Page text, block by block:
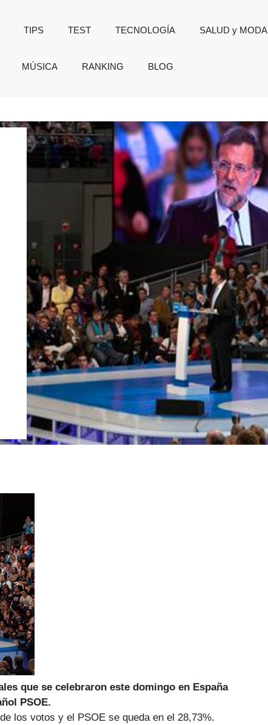
TIPS TEST TECNOLOGÍA SALUD y MODA
MÚSICA RANKING BLOG
que se celebraron este domingo en España
PSOE.
los votos y el PSOE se queda en el 28,73%.